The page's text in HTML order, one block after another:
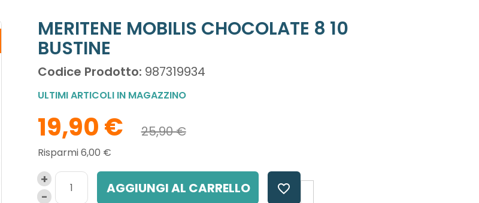
MERITENE MOBILIS CHOCOLATE 8 10
BUSTINE
Codice Prodotto: 987319934
ULTIMI ARTICOLI IN MAGAZZINO
19,90 € 25,90 €
Risparmi 6,00 €
AGGIUNGI AL CARRELLO favorite_border